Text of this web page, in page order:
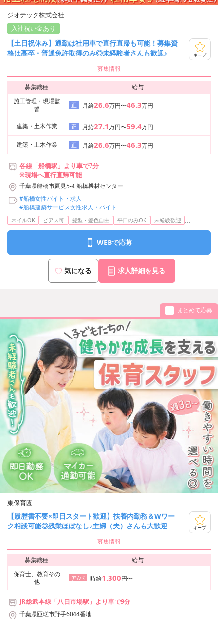
ジオテック株式会社
入社祝い金あり
【土日祝休み】通勤は社用車で直行直帰も可能！募集資
格は高卒・普通免許取得のみ◎未経験者さんも歓迎♪
キープ
募集情報
募集職種
給与
施工管理・現場監
督
正 月給26.6万円〜46.3万円
建築・土木作業 正 月給27.1万円〜59.4万円
建築・土木作業 正 月給26.6万円〜46.3万円
各線「船橋駅」より車で7分
※現場へ直行直帰可能
千葉県船橋市夏見5-4 船橋機材センター
#船橋女性バイト・求人
#船橋建築サービス女性求人・バイト
ネイルOK ピアス可 髪型・髪色自由 平日のみOK 未経験歓迎 ...
WEBで応募
気になる 求人詳細を見る
まとめて応募
東保育園
【履歴書不要×即日スタート歓迎】扶養内勤務＆Wワー
ク相談可能◎残業ほぼなし♪主婦（夫）さんも大歓迎
キープ
募集情報
募集職種
給与
保育士、教育その
他
ア/パ 時給1,300円〜
JR総武本線「八日市場駅」より車で9分
千葉県匝瑳市野手6044番地